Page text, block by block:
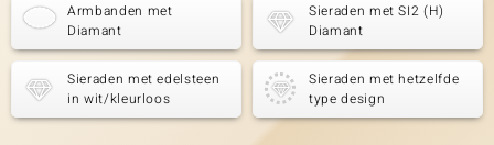
Armbanden met
Diamant
Sieraden met SI2 (H)
Diamant
Sieraden met edelsteen
in wit/kleurloos
Sieraden met hetzelfde
type design